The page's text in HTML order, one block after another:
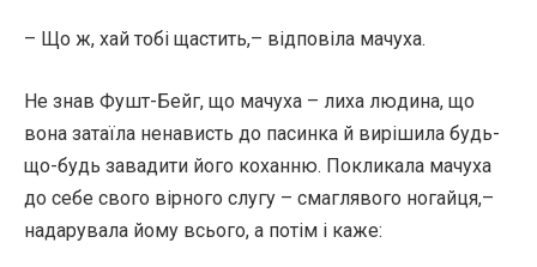
– Що ж, хай тобі щастить,– відповіла мачуха.
Не знав Фушт-Бейг, що мачуха – лиха людина, що
вона затаїла ненависть до пасинка й вирішила будь-
що-будь завадити його коханню. Покликала мачуха
до себе свого вірного слугу – смаглявого ногайця,–
надарувала йому всього, а потім і каже: